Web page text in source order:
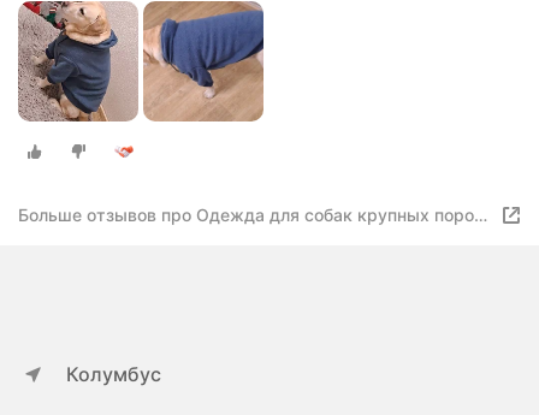
Больше отзывов про Одежда для собак крупных пород/
Колумбус